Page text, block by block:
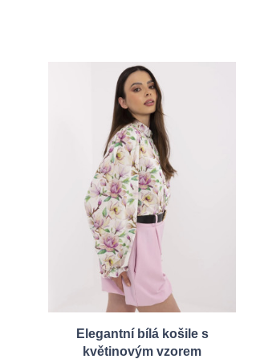
Elegantní bílá košile s
květinovým vzorem